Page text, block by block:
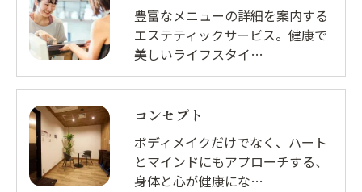
豊富なメニューの詳細を案内する
エステティックサービス。健康で
美しいライフスタイ…
コンセプト
ボディメイクだけでなく、ハート
とマインドにもアプローチする、
身体と心が健康にな…